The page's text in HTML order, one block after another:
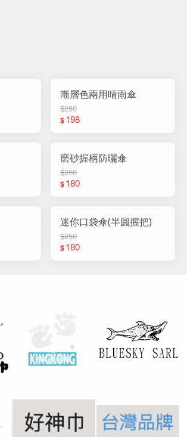
漸層色兩用晴雨傘
$280
$198
磨砂握柄防曬傘
$250
$180
迷你口袋傘(半圓握把)
$250
$180